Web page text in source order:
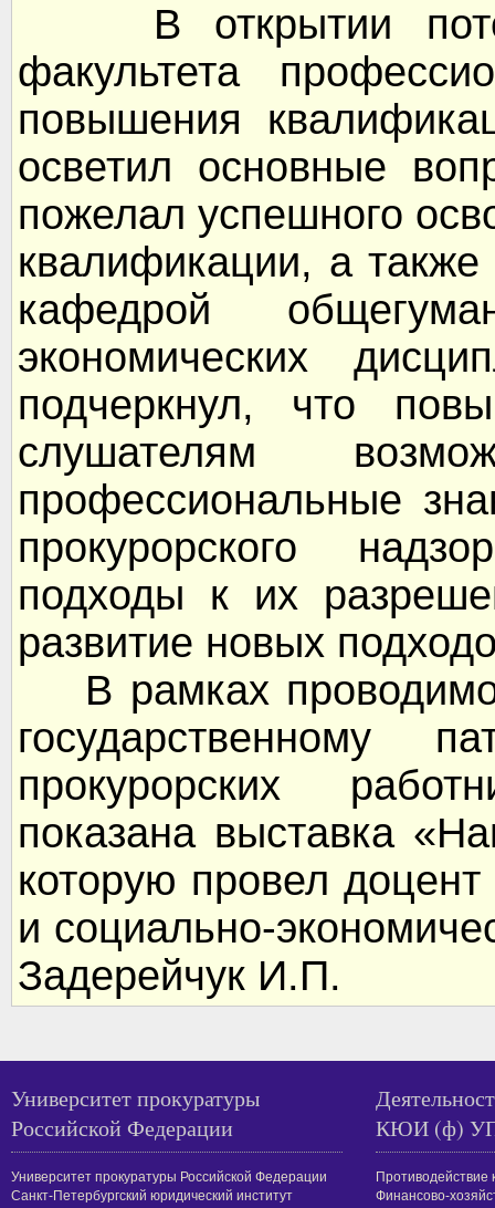
В открытии
факультета
повышения
осветил основные
пожелал успешного
квалификации, а
кафедрой
экономических
подчеркнул, что
слушателям
профессиональные
прокурорского
подходы к их
развитие новых
В рамках
государственному
прокурорских
показана выставка
которую провел
и социально-
Задерейчук И.П.
Университет прокуратуры
Российской Федерации
Университет прокуратуры Российской Федерации
Санкт-Петербургский юридический институт
КЮИ (ф)
Противодействие
Финансово-